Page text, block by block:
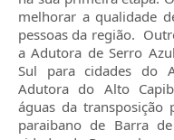
melhorar a qualidade
pessoas da região.
a Adutora de Serro
Sul para cidades do
Adutora do Alto
águas da
paraibano de Barra